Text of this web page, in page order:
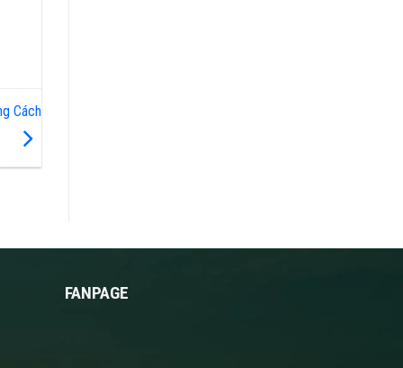
Cách
FANPAGE